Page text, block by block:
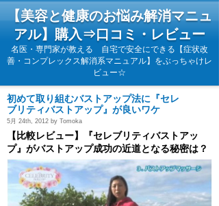
【美容と健康のお悩み解消マニュ
アル】購入⇒口コミ・レビュー
名医・専門家が教える 自宅で安全にできる【症状改
善・コンプレックス解消系マニュアル】をぶっちゃけレ
ビュー☆
初めて取り組むバストアップ法に『セレ
ブリティバストアップ』が良いワケ
5月 24th, 2012 by Tomoka
【比較レビュー】『セレブリティバストアッ
プ』がバストアップ成功の近道となる秘密は？